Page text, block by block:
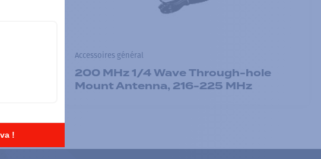
Accessoires général
200 MHz 1/4 Wave Through-hole
Mount Antenna, 216-225 MHz